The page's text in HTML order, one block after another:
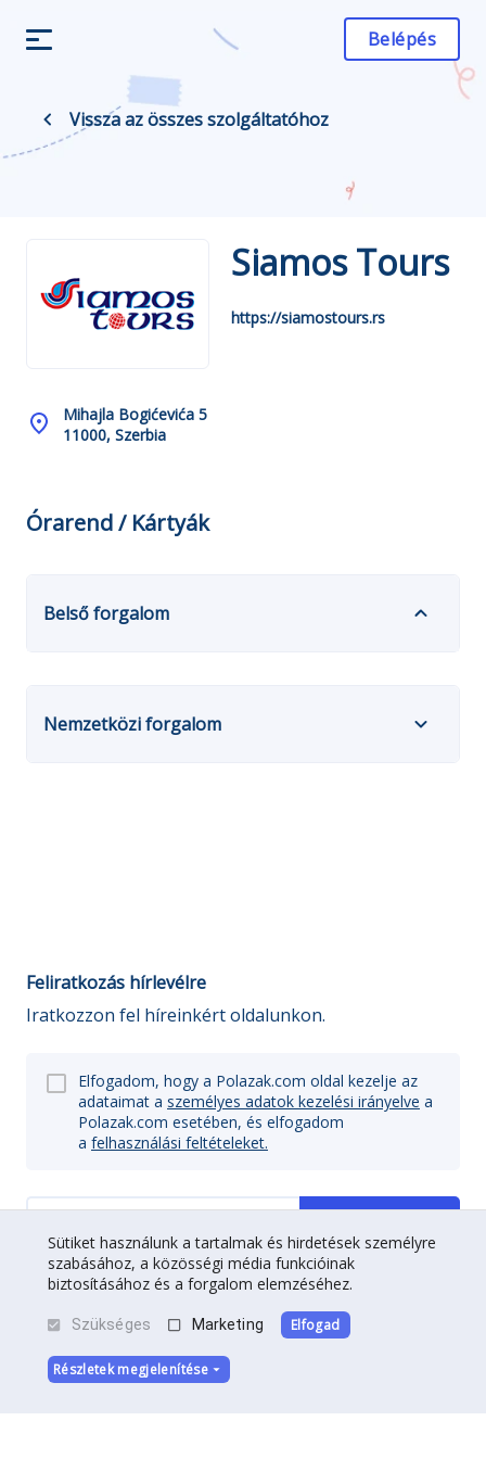
Belépés
Sütiket használunk a tartalmak és hirdetések személyre
szabásához, a közösségi média funkcióinak
biztosításához és a forgalom elemzéséhez.
Szükséges Marketing Elfogad
Részletek megjelenítése
Vissza az összes szolgáltatóhoz
Siamos Tours
https://siamostours.rs
Mihajla Bogićevića 5
11000, Szerbia
Órarend / Kártyák
Belső forgalom
Nemzetközi forgalom
Feliratkozás hírlevélre
Iratkozzon fel híreinkért oldalunkon.
Elfogadom, hogy a Polazak.com oldal kezelje az
adataimat a személyes adatok kezelési irányelve a
Polazak.com esetében, és elfogadom
a felhasználási feltételeket.